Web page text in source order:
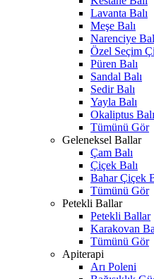
Lavanta Balı
Meşe Balı
Narenciye
Özel Seçim
Püren Balı
Sandal Balı
Sedir Balı
Yayla Balı
Okaliptus Balı
Tümünü Gör
Geleneksel Ballar
Çam Balı
Çiçek Balı
Bahar Çiçek
Tümünü Gör
Petekli Ballar
Petekli Ballar
Karakovan
Tümünü Gör
Apiterapi
Arı Poleni